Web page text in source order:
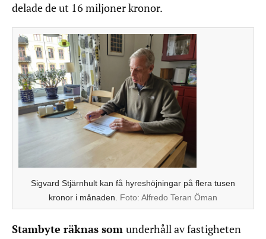
delade de ut 16 miljoner kronor.
Sigvard Stjärnhult kan få hyreshöjningar på flera tusen
kronor i månaden. Foto: Alfredo Teran Öman
Stambyte räknas som underhåll av fastigheten